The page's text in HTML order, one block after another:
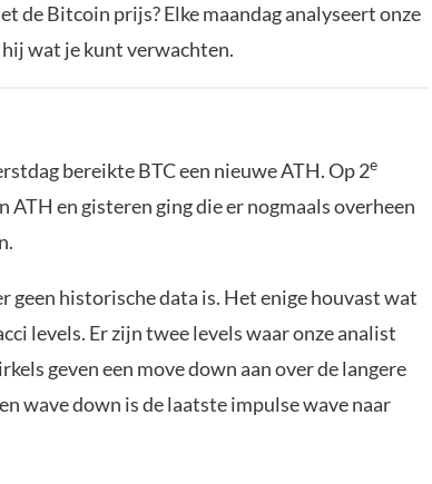
de Bitcoin prijs? Elke maandag analyseert onze
wat je kunt verwachten.
bereikte BTC een nieuwe ATH. Op 2e
ATH en gisteren ging die er nogmaals overheen
geen historische data is. Het enige houvast wat
levels. Er zijn twee levels waar onze analist
geven een move down aan over de langere
wave down is de laatste impulse wave naar